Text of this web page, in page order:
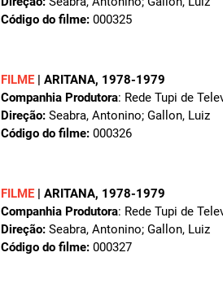
Código do filme: 000325
FILME | ARITANA, 1978-1979
Companhia Produtora: Rede Tupi de
Direção: Seabra, Antonino; Gallon, Luiz
Código do filme: 000326
FILME | ARITANA, 1978-1979
Companhia Produtora: Rede Tupi de
Direção: Seabra, Antonino; Gallon, Luiz
Código do filme: 000327